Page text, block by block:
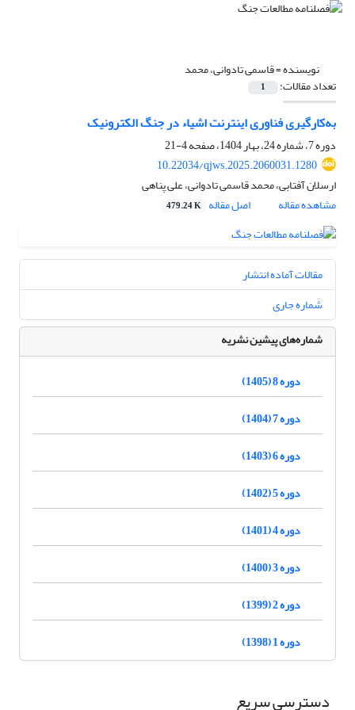
نویسنده =قاسمی تادوانی، محمد
تعداد مقالات: 1
به‌کارگیری فناوری اینترنت اشیاء در جنگ الکترونیک
دوره 7، شماره 24، بهار 1404، صفحه
4-21
10.22034/qjws.2025.2060031.1280
ارسلان آفتابی، محمد قاسمی تادوانی، علی پناهی
مشاهده مقاله
اصل مقاله 479.24 K
مقالات آماده انتشار
شماره جاری
شماره‌های پیشین نشریه
دوره 8 (1405)
دوره 7 (1404)
دوره 6 (1403)
دوره 5 (1402)
دوره 4 (1401)
دوره 3 (1400)
دوره 2 (1399)
دوره 1 (1398)
دسترسی سریع